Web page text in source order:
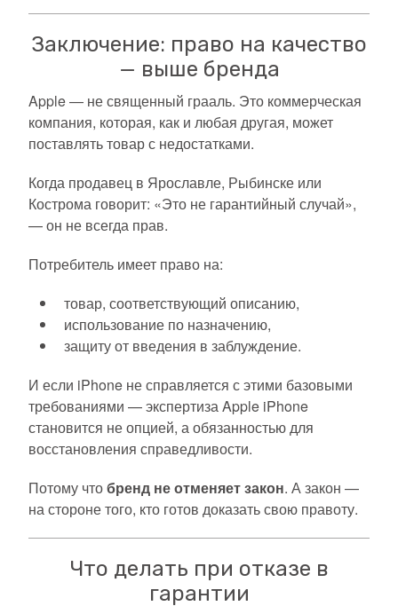
Заключение: право на качество
— выше бренда
Apple — не священный грааль. Это коммерческая
компания, которая, как и любая другая, может
поставлять товар с недостатками.
Когда продавец в Ярославле, Рыбинске или
Кострома говорит: «Это не гарантийный случай»,
— он не всегда прав.
Потребитель имеет право на:
товар, соответствующий описанию,
использование по назначению,
защиту от введения в заблуждение.
И если iPhone не справляется с этими базовыми
требованиями — экспертиза Apple iPhone
становится не опцией, а обязанностью для
восстановления справедливости.
Потому чтобренд не отменяет закон. А закон —
на стороне того, кто готов доказать свою правоту.
Что делать при отказе в
гарантии